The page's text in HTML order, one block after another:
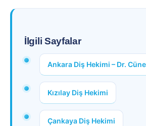
İlgili Sayfalar
Ankara Diş Hekimi – Dr.
Kızılay Diş Hekimi
Çankaya Diş Hekimi